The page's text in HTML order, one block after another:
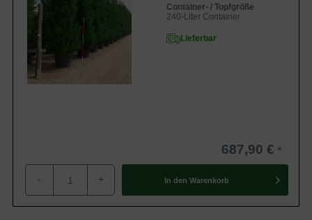
Container- / Topfgröße
240-Liter Container
Lieferbar
687,90 €
- + In den Warenkorb